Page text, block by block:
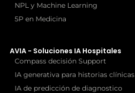
NPL y Machine Learning
5P en Medicina
AVIA - Soluciones IA Hospitales
Compass decisión Support
IA generativa para historias clínicas
IA de predicción de diagnostico